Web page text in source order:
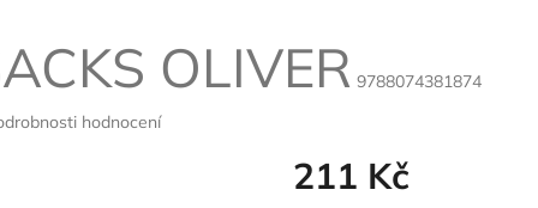
OLIVER 9788074381874
hodnocení
211 Kč